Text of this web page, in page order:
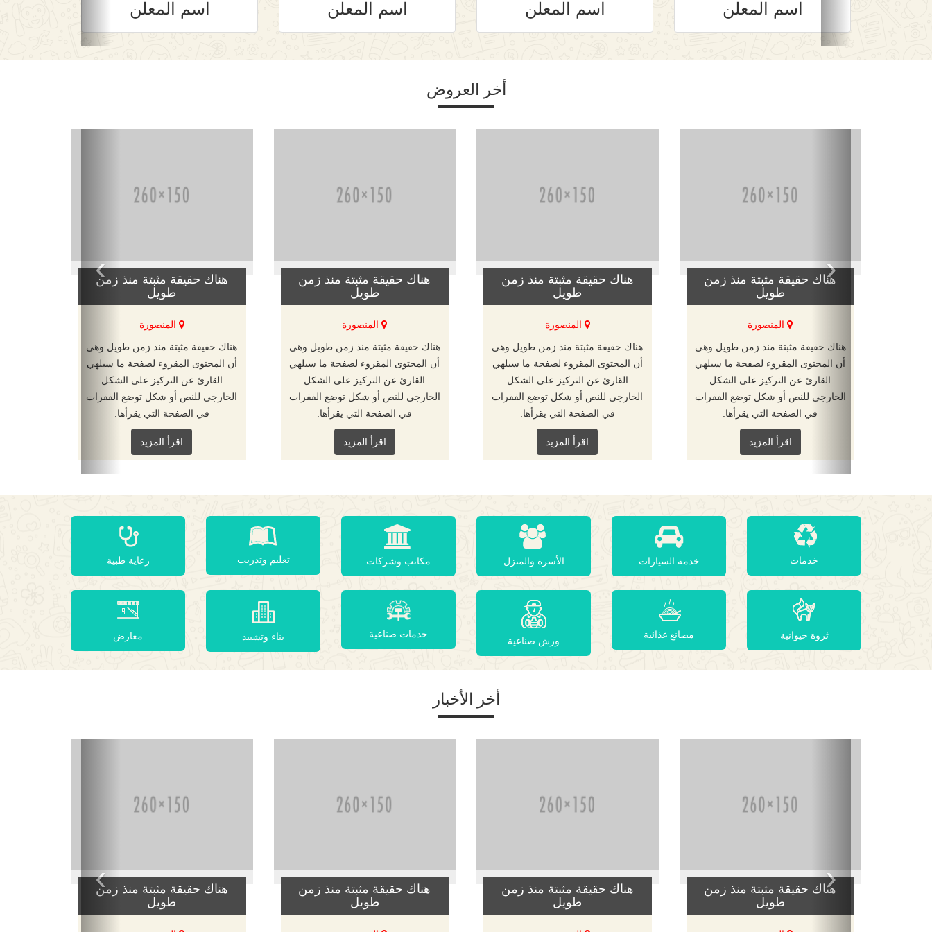
اسم المعلن اسم المعلن اسم المعلن اسم المعلن
أخر العروض
هناك حقيقة مثبتة منذ زمن
طويل
المنصورة
هناك حقيقة مثبتة منذ زمن طويل وهي
أن المحتوى المقروء لصفحة ما سيلهي
القارئ عن التركيز على الشكل
الخارجي للنص أو شكل توضع الفقرات
في الصفحة التي يقرأها.
اقرأ المزيد
هناك حقيقة مثبتة منذ زمن
طويل
المنصورة
هناك حقيقة مثبتة منذ زمن طويل وهي
أن المحتوى المقروء لصفحة ما سيلهي
القارئ عن التركيز على الشكل
الخارجي للنص أو شكل توضع الفقرات
في الصفحة التي يقرأها.
اقرأ المزيد
هناك حقيقة مثبتة منذ زمن
طويل
المنصورة
هناك حقيقة مثبتة منذ زمن طويل وهي
أن المحتوى المقروء لصفحة ما سيلهي
القارئ عن التركيز على الشكل
الخارجي للنص أو شكل توضع الفقرات
في الصفحة التي يقرأها.
اقرأ المزيد
هناك حقيقة مثبتة منذ زمن
طويل
المنصورة
هناك حقيقة مثبتة منذ زمن طويل وهي
أن المحتوى المقروء لصفحة ما سيلهي
القارئ عن التركيز على الشكل
الخارجي للنص أو شكل توضع الفقرات
في الصفحة التي يقرأها.
اقرأ المزيد
‹
›
رعاية طبية تعليم وتدريب مكاتب وشركات الأسرة والمنزل خدمة السيارات خدمات
معارض بناء وتشييد خدمات صناعية
ورش صناعية
مصانع غذائية ثروة حيوانية
أخر الأخبار
هناك حقيقة مثبتة منذ زمن
طويل
هناك حقيقة مثبتة منذ زمن
طويل
هناك حقيقة مثبتة منذ زمن
طويل
هناك حقيقة مثبتة منذ زمن
طويل
‹
›